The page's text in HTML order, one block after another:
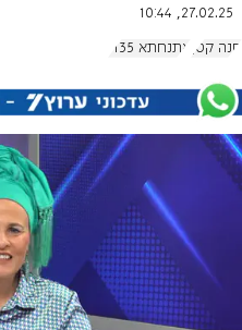
27.02.25, 10:44
חנה קטן אתנחתא 1135